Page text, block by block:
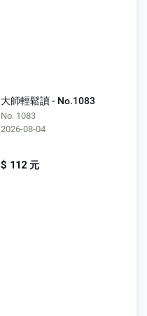
大師輕鬆讀 - No.1083
No. 1083
2026-08-04
$ 112 元